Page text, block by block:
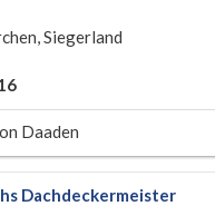
Siegerland
Daaden
Dachdeckermeister